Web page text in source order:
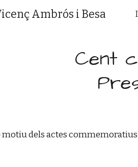
Skip
Ambrós i Besa
Cent
dels actes commemoratius